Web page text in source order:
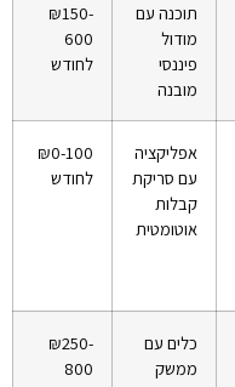
תוכנה עם
מודול
פיננסי
מובנה
₪150-
600
לחודש
אפליקציה
עם סריקת
קבלות
אוטומטית
₪0-100
לחודש
כלים עם
ממשק
₪250-
800